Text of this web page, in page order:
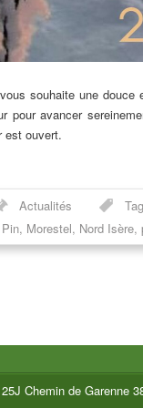
souhaite une
pour avancer
est ouvert.
Actualités
, Morestel, Nord Isère,
Chemin de Garenne